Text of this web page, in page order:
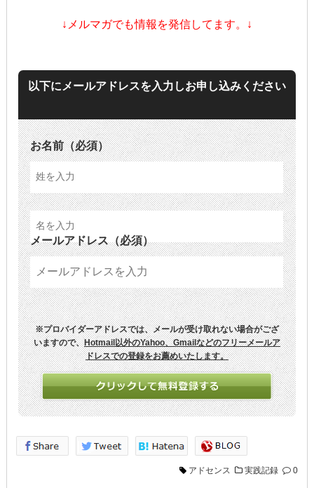
↓ メルマガでも情報を発信してます。↓
以下にメールアドレスを入力しお申し込みください
お名前（必須）
メールアドレス（必須）
※プロバイダーアドレスでは、メールが受け取れない場合がござ
いますので、Hotmail以外のYahoo、Gmailなどのフリーメールア
ドレスでの登録をお薦めいたします。
アドセンス 実践記録 0